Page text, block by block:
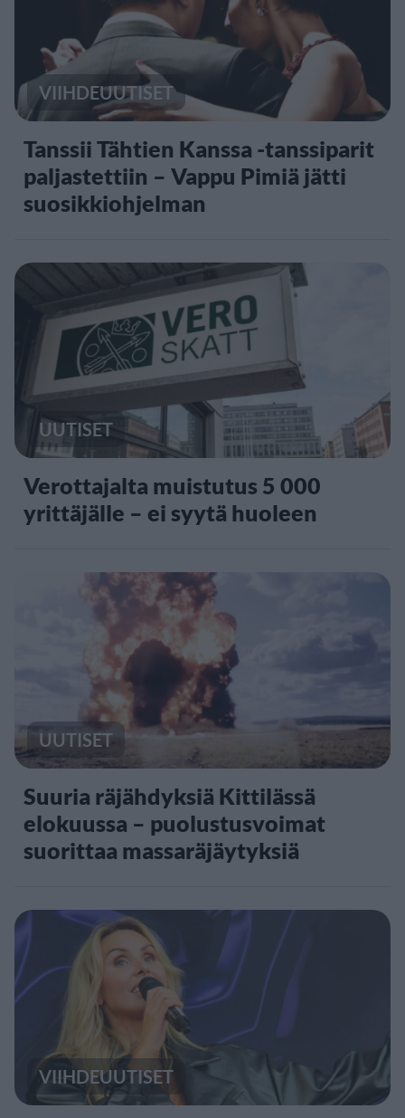
VIIHDEUUTISET
Tanssii Tähtien Kanssa -tanssiparit
paljastettiin – Vappu Pimiä jätti
suosikkiohjelman
UUTISET
Verottajalta muistutus 5 000
yrittäjälle – ei syytä huoleen
UUTISET
Suuria räjähdyksiä Kittilässä
elokuussa – puolustusvoimat
suorittaa massaräjäytyksiä
VIIHDEUUTISET